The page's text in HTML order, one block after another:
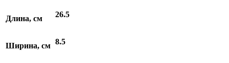
Длина, см 26.5
Ширина, см 8.5